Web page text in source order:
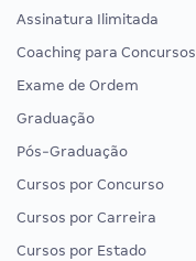
Assinatura Ilimitada
Coaching para Concursos
Exame de Ordem
Graduação
Pós-Graduação
Cursos por Concurso
Cursos por Carreira
Cursos por Estado